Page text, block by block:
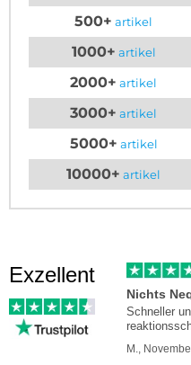
500+ artikel
1000+ artikel
2000+ artikel
3000+ artikel
5000+ artikel
10000+ artikel
Exzellent
Nichts
Schneller
M.,